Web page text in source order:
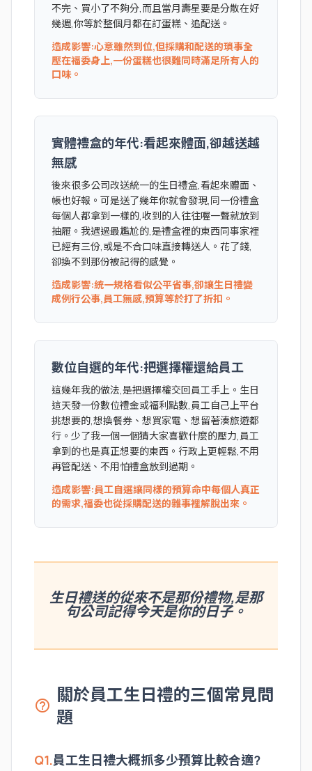
不完、買小了不夠分,而且當月壽星要是分散在好
幾週,你等於整個月都在訂蛋糕、追配送。
造成影響:心意雖然到位,但採購和配送的瑣事全
壓在福委身上,一份蛋糕也很難同時滿足所有人的
口味。
實體禮盒的年代:看起來體面,卻越送越
無感
後來很多公司改送統一的生日禮盒,看起來體面、
帳也好報。可是送了幾年你就會發現,同一份禮盒
每個人都拿到一樣的,收到的人往往喔一聲就放到
抽屜。我遇過最尷尬的,是禮盒裡的東西同事家裡
已經有三份,或是不合口味直接轉送人。花了錢,
卻換不到那份被記得的感覺。
造成影響:統一規格看似公平省事,卻讓生日禮變
成例行公事,員工無感,預算等於打了折扣。
數位自選的年代:把選擇權還給員工
這幾年我的做法,是把選擇權交回員工手上。生日
這天發一份數位禮金或福利點數,員工自己上平台
挑想要的,想換餐券、想買家電、想留著湊旅遊都
行。少了我一個一個猜大家喜歡什麼的壓力,員工
拿到的也是真正想要的東西。行政上更輕鬆,不用
再管配送、不用怕禮盒放到過期。
造成影響:員工自選讓同樣的預算命中每個人真正
的需求,福委也從採購配送的雜事裡解脫出來。
生日禮送的從來不是那份禮物,是那
句公司記得今天是你的日子。
help_outline 關於員工生日禮的三個常見問
題
Q1.員工生日禮大概抓多少預算比較合適?